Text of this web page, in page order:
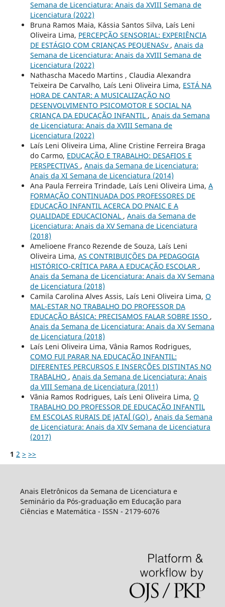
Semana de Licenciatura: Anais da XVIII Semana de
Licenciatura (2022)
Bruna Ramos Maia, Kássia Santos Silva, Laís Leni
Oliveira Lima, PERCEPÇÃO SENSORIAL: EXPERIÊNCIA
DE ESTÁGIO COM CRIANÇAS PEQUENASv , Anais da
Semana de Licenciatura: Anais da XVIII Semana de
Licenciatura (2022)
Nathascha Macedo Martins , Claudia Alexandra
Teixeira De Carvalho, Laís Leni Oliveira Lima, ESTÁ NA
HORA DE CANTAR: A MUSICALIZAÇÃO NO
DESENVOLVIMENTO PSICOMOTOR E SOCIAL NA
CRIANÇA DA EDUCAÇÃO INFANTIL , Anais da Semana
de Licenciatura: Anais da XVIII Semana de
Licenciatura (2022)
Laís Leni Oliveira Lima, Aline Cristine Ferreira Braga
do Carmo, EDUCAÇÃO E TRABALHO: DESAFIOS E
PERSPECTIVAS , Anais da Semana de Licenciatura:
Anais da XI Semana de Licenciatura (2014)
Ana Paula Ferreira Trindade, Laís Leni Oliveira Lima, A
FORMAÇÃO CONTINUADA DOS PROFESSORES DE
EDUCAÇÃO INFANTIL ACERCA DO PNAIC E A
QUALIDADE EDUCACIONAL , Anais da Semana de
Licenciatura: Anais da XV Semana de Licenciatura
(2018)
Amelioene Franco Rezende de Souza, Laís Leni
Oliveira Lima, AS CONTRIBUIÇÕES DA PEDAGOGIA
HISTÓRICO-CRÍTICA PARA A EDUCAÇÃO ESCOLAR ,
Anais da Semana de Licenciatura: Anais da XV Semana
de Licenciatura (2018)
Camila Carolina Alves Assis, Laís Leni Oliveira Lima, O
MAL-ESTAR NO TRABALHO DO PROFESSOR DA
EDUCAÇÃO BÁSICA: PRECISAMOS FALAR SOBRE ISSO ,
Anais da Semana de Licenciatura: Anais da XV Semana
de Licenciatura (2018)
Laís Leni Oliveira Lima, Vânia Ramos Rodrigues,
COMO FUI PARAR NA EDUCAÇÃO INFANTIL:
DIFERENTES PERCURSOS E INSERÇÕES DISTINTAS NO
TRABALHO , Anais da Semana de Licenciatura: Anais
da VIII Semana de Licenciatura (2011)
Vânia Ramos Rodrigues, Laís Leni Oliveira Lima, O
TRABALHO DO PROFESSOR DE EDUCAÇÃO INFANTIL
EM ESCOLAS RURAIS DE JATAÍ (GO) , Anais da Semana
de Licenciatura: Anais da XIV Semana de Licenciatura
(2017)
1 2 > >>
Anais Eletrônicos da Semana de Licenciatura e
Seminário da Pós-graduação em Educação para
Ciências e Matemática - ISSN - 2179-6076